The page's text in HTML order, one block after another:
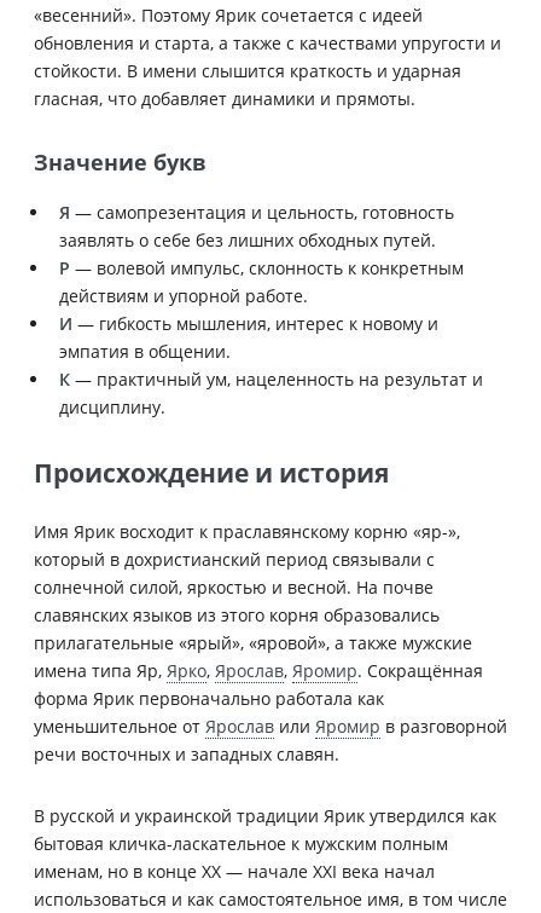
«весенний». Поэтому Ярик сочетается с идеей
обновления и старта, а также с качествами упругости и
стойкости. В имени слышится краткость и ударная
гласная, что добавляет динамики и прямоты.
Значение букв
Я — самопрезентация и цельность, готовность
заявлять о себе без лишних обходных путей.
Р — волевой импульс, склонность к конкретным
действиям и упорной работе.
И — гибкость мышления, интерес к новому и
эмпатия в общении.
К — практичный ум, нацеленность на результат и
дисциплину.
Происхождение и история
Имя Ярик восходит к праславянскому корню «яр-»,
который в дохристианский период связывали с
солнечной силой, яркостью и весной. На почве
славянских языков из этого корня образовались
прилагательные «ярый», «яровой», а также мужские
имена типа Яр, Ярко, Ярослав, Яромир. Сокращённая
форма Ярик первоначально работала как
уменьшительное от Ярослав или Яромир в разговорной
речи восточных и западных славян.
В русской и украинской традиции Ярик утвердился как
бытовая кличка-ласкательное к мужским полным
именам, но в конце XX — начале XXI века начал
использоваться и как самостоятельное имя, в том числе